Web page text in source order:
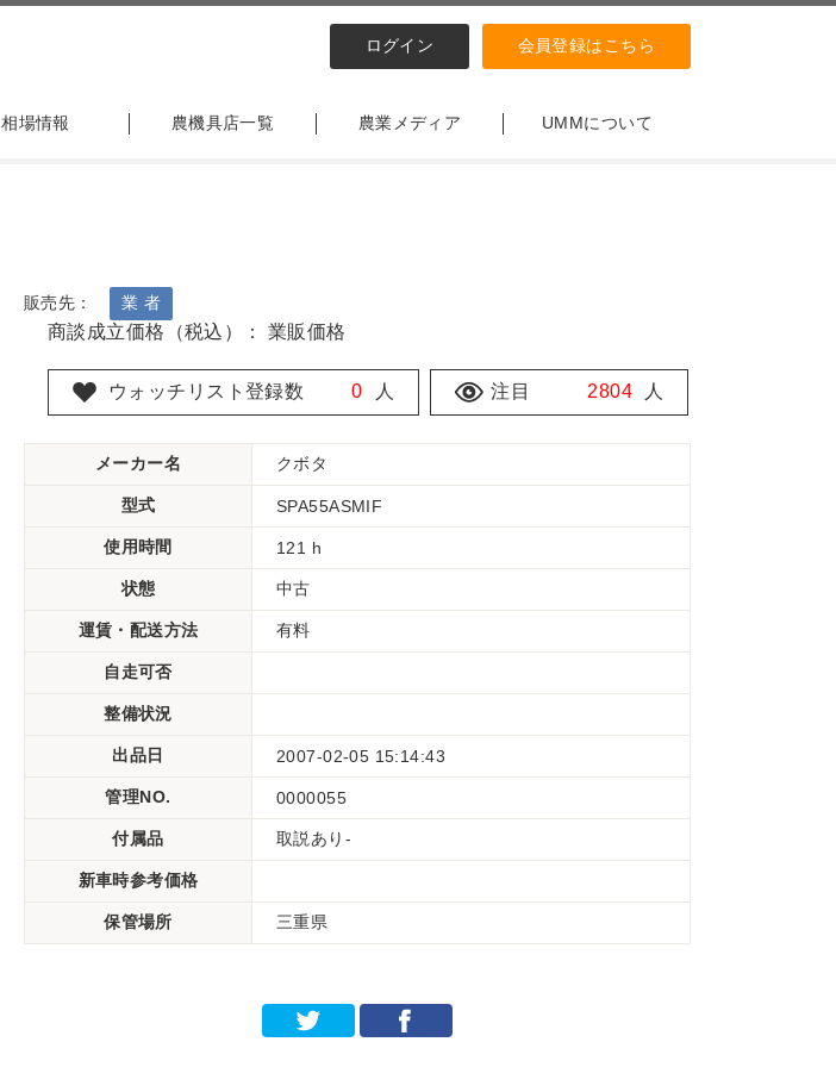
ログイン 会員登録はこちら
相場情報 農機具店一覧 農業メディア UMMについて
販売先： 業 者
商談成立価格（税込）： 業販価格
ウォッチリスト登録数 0 人 注目 2804 人
メーカー名 クボタ
型式 SPA55ASMIF
使用時間 121 h
状態 中古
運賃・配送方法 有料
自走可否
整備状況
出品日 2007-02-05 15:14:43
管理NO. 0000055
付属品 取説あり-
新車時参考価格
保管場所 三重県